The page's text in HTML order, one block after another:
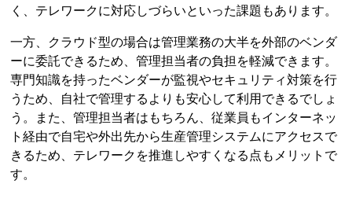
く、テレワークに対応しづらいといった課題もあります。
一方、クラウド型の場合は管理業務の大半を外部のベンダ
ーに委託できるため、管理担当者の負担を軽減できます。
専門知識を持ったベンダーが監視やセキュリティ対策を行
うため、自社で管理するよりも安心して利用できるでしょ
う。また、管理担当者はもちろん、従業員もインターネッ
ト経由で自宅や外出先から生産管理システムにアクセスで
きるため、テレワークを推進しやすくなる点もメリットで
す。